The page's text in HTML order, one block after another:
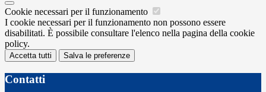
Cookie necessari per il funzionamento
I cookie necessari per il funzionamento non possono essere
disabilitati. È possibile consultare l'elenco nella pagina della cookie
policy.
Accetta tutti Salva le preferenze
Contatti